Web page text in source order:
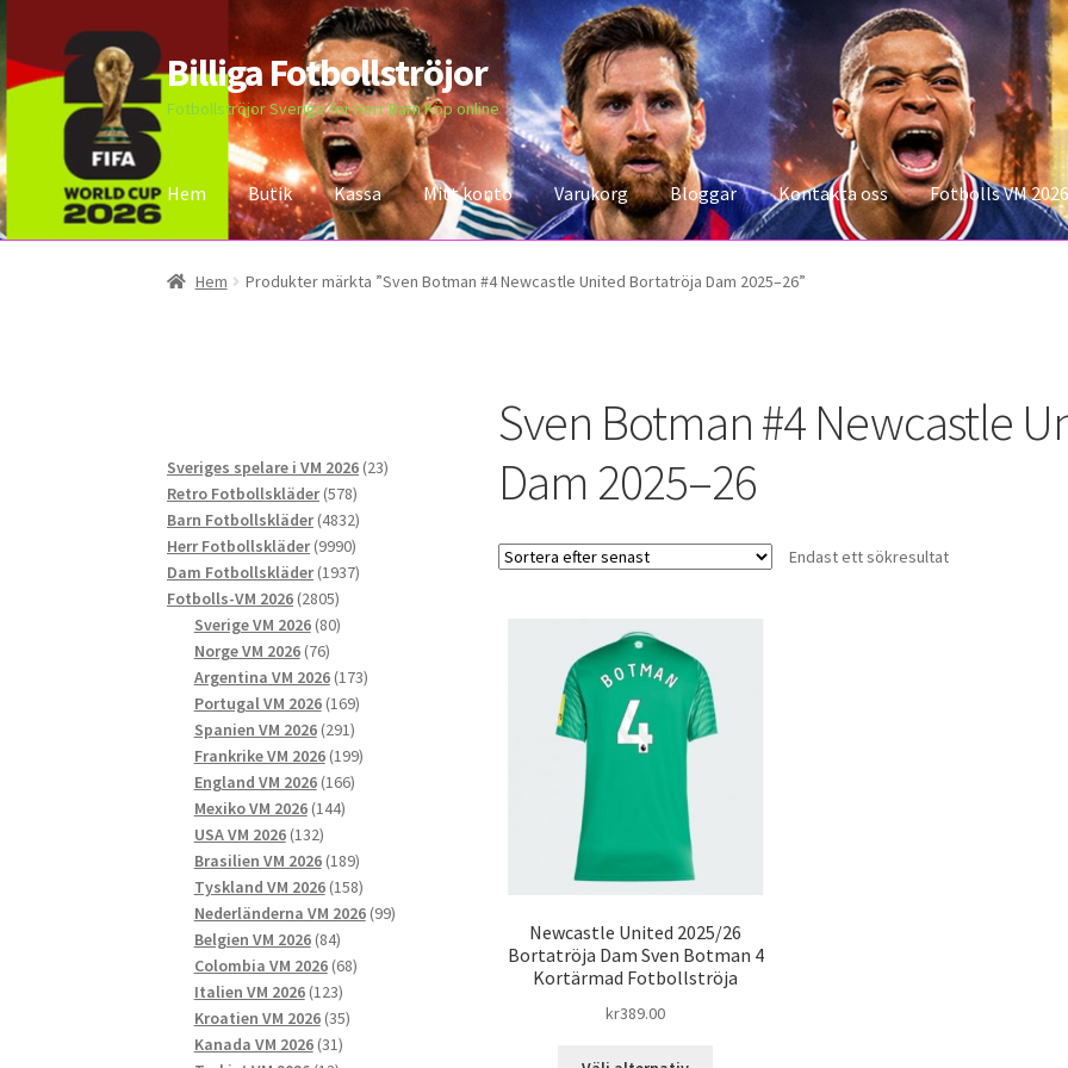
Hoppa
till
navigering
Hoppa
till
innehåll
Billiga Fotbollströjor
Fotbollströjor Sverige för Herr Barn Köp online
Hem Butik Kassa Mitt konto Varukorg Bloggar Kontakta oss Fotbolls VM 2026
Hem Bloggar Butik Kassa Kontakta oss Mitt konto StorleksguidenVarukorg
Hem Produkter märkta ”Sven Botman #4 Newcastle United Bortatröja Dam 2025–26”
Sven Botman #4 Newcastle
Dam 2025–26
Endast ett sökresultat
Newcastle United 2025/26
Bortatröja Dam Sven Botman 4
Kortärmad Fotbollströja
kr389.00
Sveriges spelare i VM 2026 2323
Retro Fotbollskläder 578578
produkter
Barn Fotbollskläder 48324832
produkter
Herr Fotbollskläder 99909990
produkter
Dam Fotbollskläder 19371937
Fotbolls-VM 2026 28052805
produkter
Sverige VM 2026 8080
Norge VM 2026 7676
produkter
Argentina VM 2026 173173
Portugal VM 2026 169169
produkter
Spanien VM 2026 291291
produkter
Frankrike VM 2026 199199
England VM 2026 166166
Mexiko VM 2026 144144
USA VM 2026 132132
produkter
Brasilien VM 2026 189189
produkter
Tyskland VM 2026 158158
produkter
Nederländerna VM 2026 9999
Belgien VM 2026 8484
produkter
Colombia VM 2026 6868
Italien VM 2026 123123
produkter
Kroatien VM 2026 3535
Kanada VM 2026 3131